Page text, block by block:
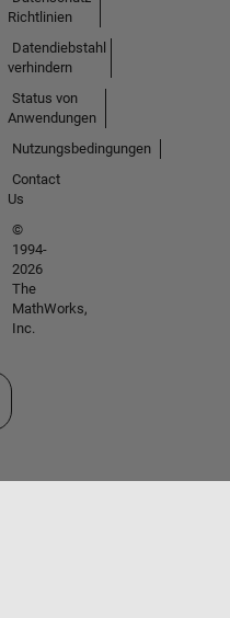
Richtlinien
Datendiebstahl
verhindern
Status von
Anwendungen
Nutzungsbedingungen
Contact
Us
©
1994-
2026
The
MathWorks,
Inc.